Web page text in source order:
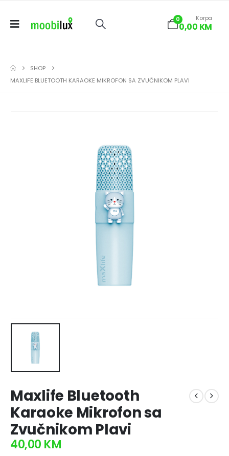
0 Korpa
0,00 KM
SHOP
MAXLIFE BLUETOOTH KARAOKE MIKROFON SA ZVUČNIKOM PLAVI
Maxlife Bluetooth
Karaoke Mikrofon sa
Zvučnikom Plavi
40,00 KM